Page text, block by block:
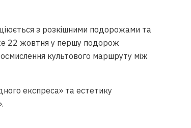
з розкішними подорожами та
22 жовтня у першу подорож
культового маршруту між
експреса» та естетику